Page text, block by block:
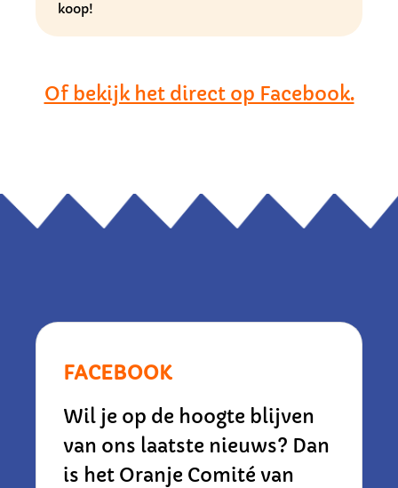
koop!
Of bekijk het direct op Facebook.
FACEBOOK
Wil je op de hoogte blijven
van ons laatste nieuws? Dan
is het Oranje Comité van